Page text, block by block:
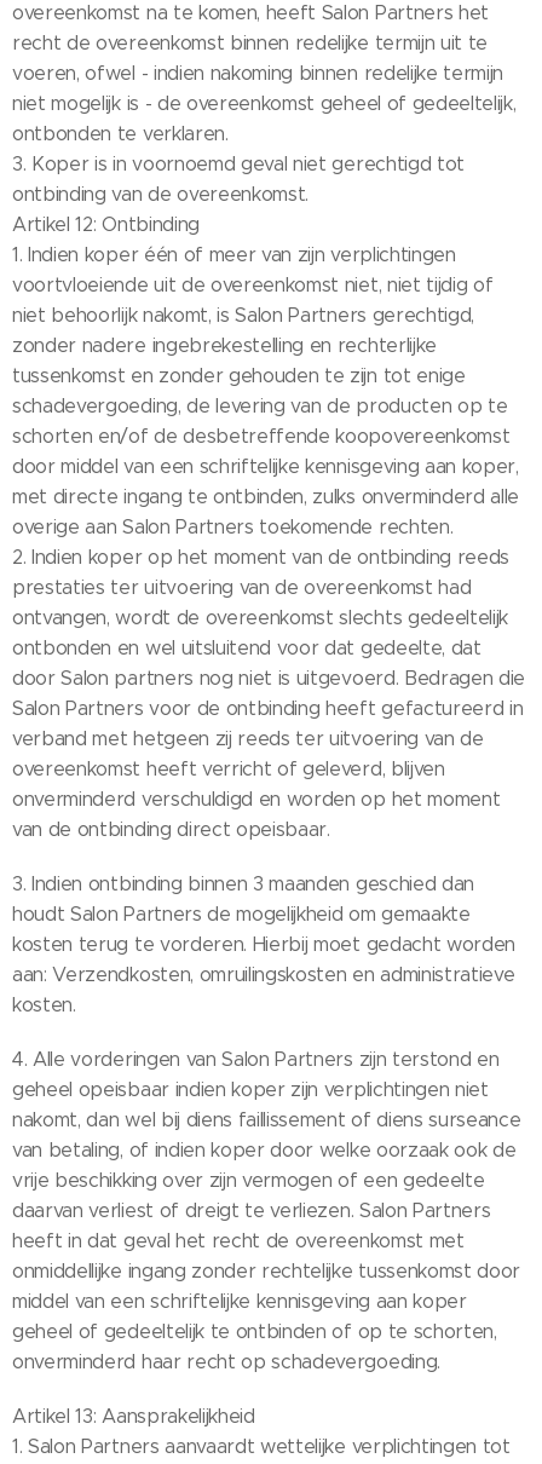
overeenkomst na te komen, heeft Salon Partners het
recht de overeenkomst binnen redelijke termijn uit te
voeren, ofwel - indien nakoming binnen redelijke termijn
niet mogelijk is - de overeenkomst geheel of gedeeltelijk,
ontbonden te verklaren.
3. Koper is in voornoemd geval niet gerechtigd tot
ontbinding van de overeenkomst.
Artikel 12: Ontbinding
1. Indien koper één of meer van zijn verplichtingen
voortvloeiende uit de overeenkomst niet, niet tijdig of
niet behoorlijk nakomt, is Salon Partners gerechtigd,
zonder nadere ingebrekestelling en rechterlijke
tussenkomst en zonder gehouden te zijn tot enige
schadevergoeding, de levering van de producten op te
schorten en/of de desbetreffende koopovereenkomst
door middel van een schriftelijke kennisgeving aan koper,
met directe ingang te ontbinden, zulks onverminderd alle
overige aan Salon Partners toekomende rechten.
2. Indien koper op het moment van de ontbinding reeds
prestaties ter uitvoering van de overeenkomst had
ontvangen, wordt de overeenkomst slechts gedeeltelijk
ontbonden en wel uitsluitend voor dat gedeelte, dat
door Salon partners nog niet is uitgevoerd. Bedragen die
Salon Partners voor de ontbinding heeft gefactureerd in
verband met hetgeen zij reeds ter uitvoering van de
overeenkomst heeft verricht of geleverd, blijven
onverminderd verschuldigd en worden op het moment
van de ontbinding direct opeisbaar.
3. Indien ontbinding binnen 3 maanden geschied dan
houdt Salon Partners de mogelijkheid om gemaakte
kosten terug te vorderen. Hierbij moet gedacht worden
aan: Verzendkosten, omruilingskosten en administratieve
kosten.
4. Alle vorderingen van Salon Partners zijn terstond en
geheel opeisbaar indien koper zijn verplichtingen niet
nakomt, dan wel bij diens faillissement of diens surseance
van betaling, of indien koper door welke oorzaak ook de
vrije beschikking over zijn vermogen of een gedeelte
daarvan verliest of dreigt te verliezen. Salon Partners
heeft in dat geval het recht de overeenkomst met
onmiddellijke ingang zonder rechtelijke tussenkomst door
middel van een schriftelijke kennisgeving aan koper
geheel of gedeeltelijk te ontbinden of op te schorten,
onverminderd haar recht op schadevergoeding.
Artikel 13: Aansprakelijkheid
1. Salon Partners aanvaardt wettelijke verplichtingen tot